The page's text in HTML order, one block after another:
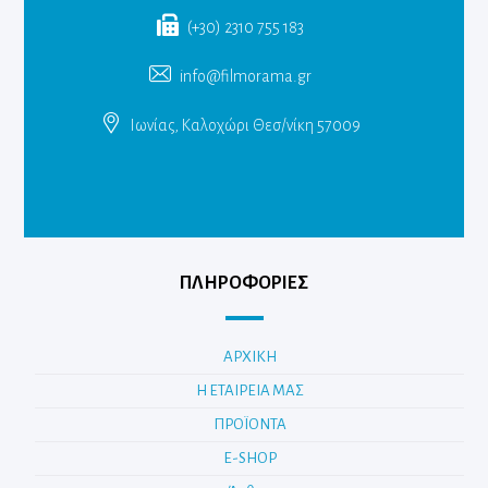
(+30) 2310 755 183
info@filmorama.gr
Ιωνίας, Καλοχώρι Θεσ/νίκη 57009
ΠΛΗΡΟΦΟΡΙΕΣ
ΑΡΧΙΚΗ
Η ΕΤΑΙΡΕΙΑ ΜΑΣ
ΠΡΟΪΟΝΤΑ
E-SHOP